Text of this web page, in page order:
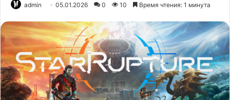
admin 05.01.2026 0 10 Время чтения: 1 минута